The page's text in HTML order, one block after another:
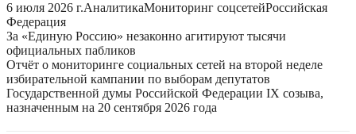
6 июля 2026 г.АналитикаМониторинг соцсетейРоссийская
Федерация
За «Единую Россию» незаконно агитируют тысячи
официальных пабликов
Отчёт о мониторинге социальных сетей на второй неделе
избирательной кампании по выборам депутатов
Государственной думы Российской Федерации IX созыва,
назначенным на 20 сентября 2026 года